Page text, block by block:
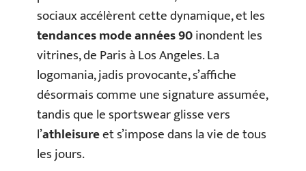
sociaux accélèrent cette dynamique, et les
tendances mode années 90inondent les
vitrines, de Paris à Los Angeles. La
logomania, jadis provocante, s’affiche
désormais comme une signature assumée,
tandis que le sportswear glisse vers
l’athleisureet s’impose dans la vie de tous
les jours.